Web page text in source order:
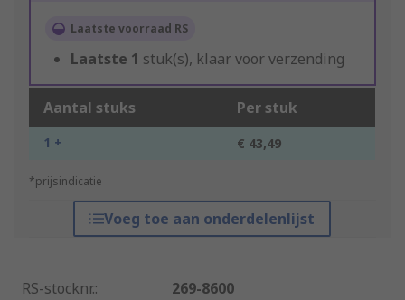
Laatste voorraad RS
Laatste 1 stuk(s), klaar voor verzending
Aantal stuks Per stuk
1 + € 43,49
*prijsindicatie
Voeg toe aan onderdelenlijst
RS-stocknr.:
269-8600